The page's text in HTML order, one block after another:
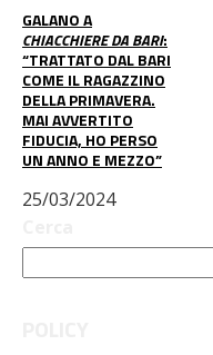
GALANO A
CHIACCHIERE DA BARI:
“TRATTATO DAL BARI
COME IL RAGAZZINO
DELLA PRIMAVERA.
MAI AVVERTITO
FIDUCIA, HO PERSO
UN ANNO E MEZZO”
25/03/2024